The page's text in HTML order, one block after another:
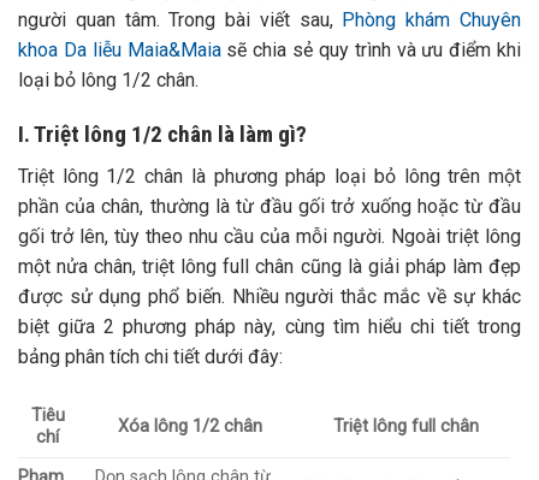
người quan tâm. Trong bài viết sau, Phòng khám Chuyên
khoa Da liễu Maia&Maiasẽ chia sẻ quy trình và ưu điểm khi
loại bỏ lông 1/2 chân.
I. Triệt lông 1/2 chân là làm gì?
Triệt lông 1/2 chân là phương pháp loại bỏ lông trên một
phần của chân, thường là từ đầu gối trở xuống hoặc từ đầu
gối trở lên, tùy theo nhu cầu của mỗi người. Ngoài triệt lông
một nửa chân, triệt lông full chân cũng là giải pháp làm đẹp
được sử dụng phổ biến. Nhiều người thắc mắc về sự khác
biệt giữa 2 phương pháp này, cùng tìm hiểu chi tiết trong
bảng phân tích chi tiết dưới đây:
Tiêu
chí
Xóa lông 1/2chân Triệt lông full chân